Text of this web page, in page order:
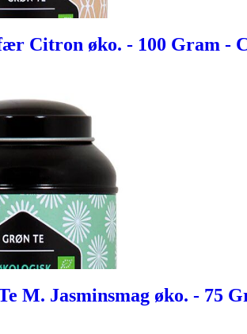
Citron øko. - 100 Gram -
M. Jasminsmag øko. - 75